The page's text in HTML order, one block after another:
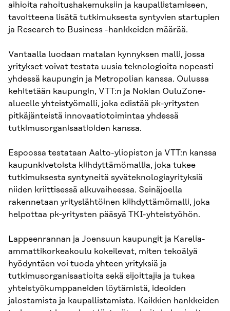
aihioita rahoitushakemuksiin ja kaupallistamiseen,
tavoitteena lisätä tutkimuksesta syntyvien startupien
ja Research to Business -hankkeiden määrää.
Vantaalla luodaan matalan kynnyksen malli, jossa
yritykset voivat testata uusia teknologioita nopeasti
yhdessä kaupungin ja Metropolian kanssa. Oulussa
kehitetään kaupungin, VTT:n ja Nokian OuluZone-
alueelle yhteistyömalli, joka edistää pk-yritysten
pitkäjänteistä innovaatiotoimintaa yhdessä
tutkimusorganisaatioiden kanssa.
Espoossa testataan Aalto-yliopiston ja VTT:n kanssa
kaupunkivetoista kiihdyttämömallia, joka tukee
tutkimuksesta syntyneitä syväteknologiayrityksiä
niiden kriittisessä alkuvaiheessa. Seinäjoella
rakennetaan yrityslähtöinen kiihdyttämömalli, joka
helpottaa pk‑yritysten pääsyä TKI-yhteistyöhön.
Lappeenrannan ja Joensuun kaupungit ja Karelia-
ammattikorkeakoulu kokeilevat, miten tekoälyä
hyödyntäen voi tuoda yhteen yrityksiä ja
tutkimusorganisaatioita sekä sijoittajia ja tukea
yhteistyökumppaneiden löytämistä, ideoiden
jalostamista ja kaupallistamista. Kaikkien hankkeiden